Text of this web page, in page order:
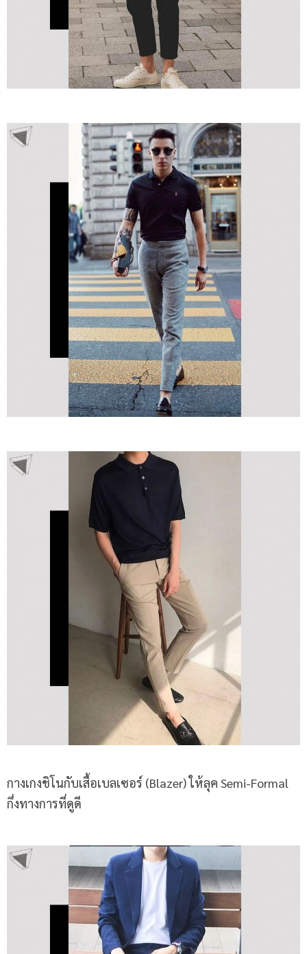
กางเกงชิโนกับเสื้อเบลเซอร์ (Blazer) ให้ลุค Semi-Formal
กึ่งทางการที่ดูดี